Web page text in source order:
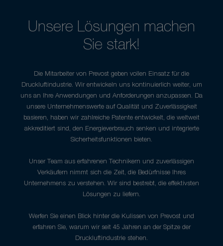
Unsere Lösungen machen
Sie stark!
Die Mitarbeiter von Prevost geben vollen Einsatz für die
Druckluftindustrie. Wir entwickeln uns kontinuierlich weiter, um
uns an Ihre Anwendungen und Anforderungen anzupassen. Da
unsere Unternehmenswerte auf Qualität und Zuverlässigkeit
basieren, haben wir zahlreiche Patente entwickelt, die weltweit
akkreditiert sind, den Energieverbrauch senken und integrierte
Sicherheitsfunktionen bieten.
Unser Team aus erfahrenen Technikern und zuverlässigen
Verkäufern nimmt sich die Zeit, die Bedürfnisse Ihres
Unternehmens zu verstehen. Wir sind bestrebt, die effektivsten
Lösungen zu liefern.
Werfen Sie einen Blick hinter die Kulissen von Prevost und
erfahren Sie, warum wir seit 45 Jahren an der Spitze der
Druckluftindustrie stehen.